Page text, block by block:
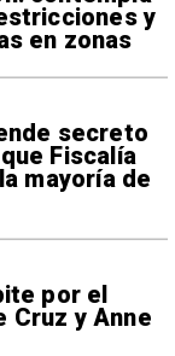
y
en zonas
secreto
Fiscalía
mayoría de
por el
Cruz y Anne